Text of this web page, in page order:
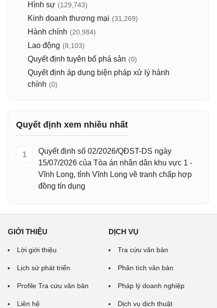
Hình sự (129,743)
Kinh doanh thương mại (31,269)
Hành chính (20,984)
Lao động (8,103)
Quyết định tuyên bố phá sản (0)
Quyết định áp dụng biện pháp xử lý hành
chính (0)
Quyết định xem nhiều nhất
1
Quyết định số 02/2026/QĐST-DS ngày
15/07/2026 của Tòa án nhân dân khu vực 1 -
Vĩnh Long, tỉnh Vĩnh Long về tranh chấp hợp
đồng tín dụng
GIỚI THIỆU
Lời giới thiệu
Lịch sử phát triển
Profile Tra cứu văn bản
Liên hệ
DỊCH VỤ
Tra cứu văn bản
Phân tích văn bản
Pháp lý doanh nghiệp
Dịch vụ dịch thuật